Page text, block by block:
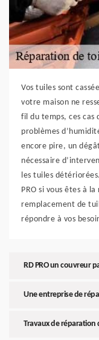
Vos tuiles sont
votre maison ne
fil du temps, ces
problèmes
encore pire, un
nécessaire
les tuiles
PRO si vous êtes à
remplacement de
répondre à vos
RD PRO un couvreur
Une entreprise de
Travaux de réparation